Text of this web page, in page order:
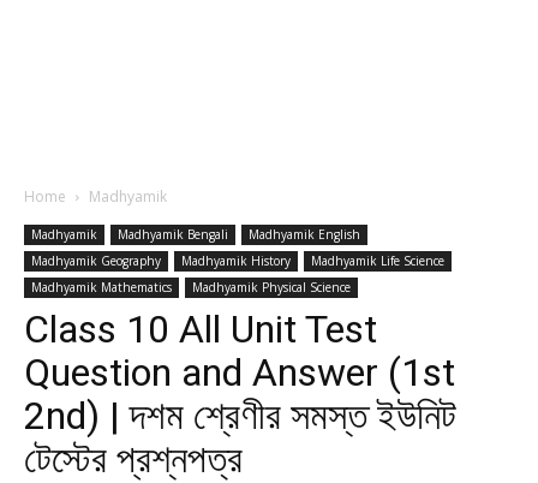
Home Madhyamik
Madhyamik Madhyamik Bengali
Madhyamik English
Madhyamik Geography
Madhyamik History
Madhyamik Life Science
Madhyamik Mathematics
Madhyamik Physical Science
Class 10 All Unit Test
Question and Answer (1st
2nd) | দশম শ্রেণীর সমস্ত ইউনিট
টেস্টের প্রশ্নপত্র